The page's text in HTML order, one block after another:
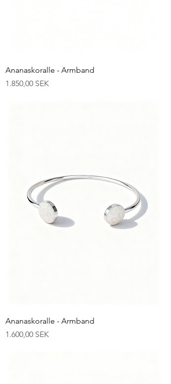
Schnellansicht
Ananaskoralle - Armband
Preis
1.850,00 SEK
Schnellansicht
Ananaskoralle - Armband
Preis
1.600,00 SEK